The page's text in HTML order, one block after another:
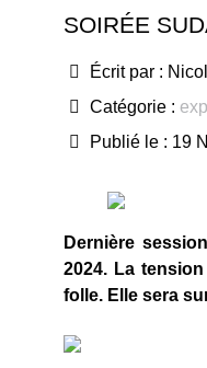
SOIRÉE
Écrit par :
Catégorie :
Publié le : 19
Dernière
2024. La
folle. Elle sera